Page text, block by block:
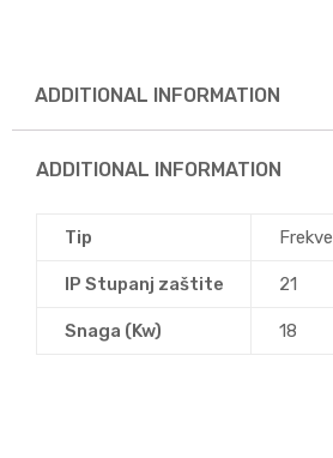
ADDITIONAL INFORMATION
ADDITIONAL INFORMATION
Tip
IP Stupanj zaštite 21
Snaga (Kw) 18